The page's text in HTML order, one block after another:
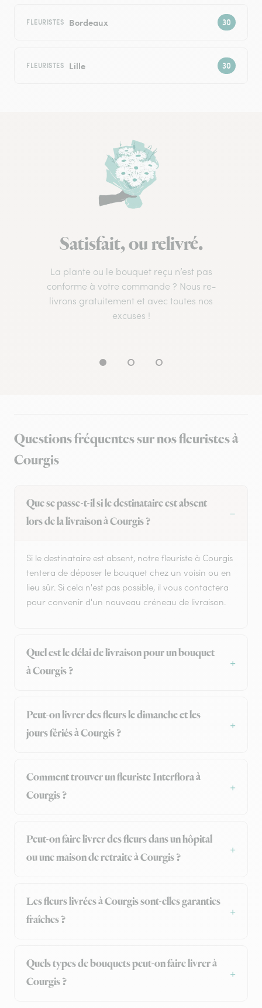
FLEURISTES Bordeaux
FLEURISTES Lille
Satisfait, ou relivré.
La plante ou le bouquet reçu n’est pas
conforme à votre commande ? Nous re-
livrons gratuitement et avec toutes nos
excuses !
Questions fréquentes sur nos fleuristes à
Courgis
Que se passe-t-il si le destinataire est absent
lors de la livraison à Courgis ?
Si le destinataire est absent, notre fleuriste à Courgis
tentera de déposer le bouquet chez un voisin ou en
lieu sûr. Si cela n'est pas possible, il vous contactera
pour convenir d'un nouveau créneau de livraison.
Quel est le délai de livraison pour un bouquet
à Courgis ?
Peut-on livrer des fleurs le dimanche et les
jours fériés à Courgis ?
Comment trouver un fleuriste Interflora à
Courgis ?
Peut-on faire livrer des fleurs dans un hôpital
ou une maison de retraite à Courgis ?
Les fleurs livrées à Courgis sont-elles garanties
fraîches ?
Quels types de bouquets peut-on faire livrer à
Courgis ?